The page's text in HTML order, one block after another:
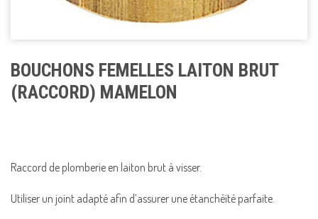
BOUCHONS FEMELLES LAITON BRUT
(RACCORD) MAMELON
Raccord de plomberie en laiton brut à visser.
Utiliser un joint adapté afin d’assurer une étanchéïté parfaite.